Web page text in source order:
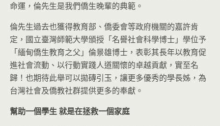
命運，倫先生是我們僑生晚輩的典範。
倫先生過去也獲得教育部、僑委會等政府機關的嘉許肯
定，國立臺灣師範大學頒授「名譽社會科學博士」學位予
「緬甸僑生教育之父」倫景雄博士，表彰其長年以教育促
進社會流動、以行動實踐人道關懷的卓越貢獻，實至名
歸！也期待此舉可以拋磚引玉，讓更多優秀的學長姊，為
台灣社會及僑教社群提供更多的奉獻。
幫助一個學生 就是在拯救一個家庭